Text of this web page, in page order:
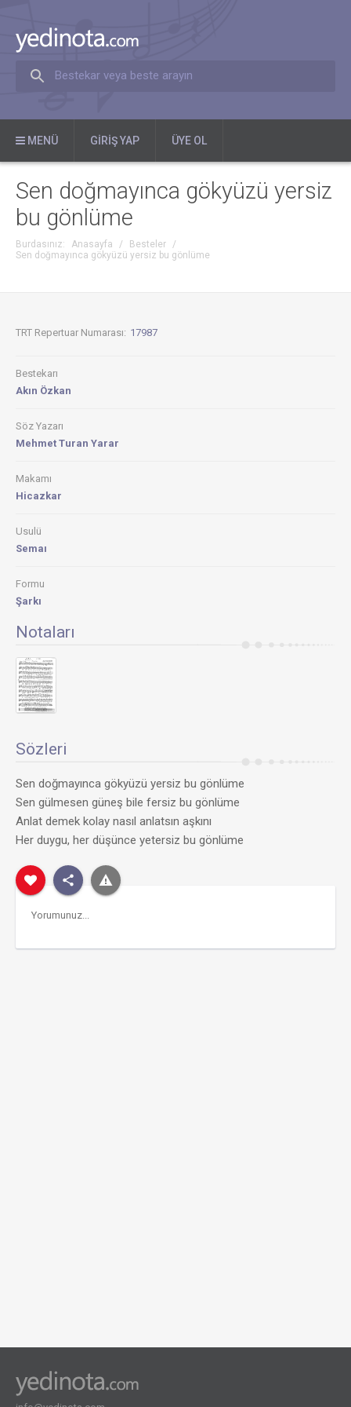
Bestekar veya beste arayın
MENÜ GIRIŞ YAP ÜYE OL
Sen doğmayınca gökyüzü yersiz
bu gönlüme
Burdasınız: Anasayfa / Besteler
/
Sen doğmayınca gökyüzü yersiz bu gönlüme
TRT Repertuar Numarası: 17987
Bestekarı
Akın Özkan
Söz Yazarı
Mehmet Turan Yarar
Makamı
Hicazkar
Usulü
Semaı
Formu
Şarkı
Notaları
Sözleri
Sen doğmayınca gökyüzü yersiz bu gönlüme
Sen gülmesen güneş bile fersiz bu gönlüme
Anlat demek kolay nasıl anlatsın aşkını
Her duygu, her düşünce yetersiz bu gönlüme